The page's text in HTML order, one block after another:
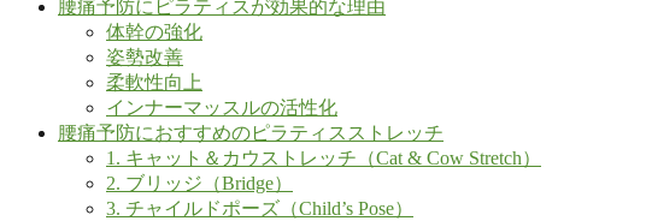
腰痛予防にピラティスが効果的な理由
体幹の強化
姿勢改善
柔軟性向上
インナーマッスルの活性化
腰痛予防におすすめのピラティスストレッチ
1. キャット＆カウストレッチ（Cat & Cow Stretch）
2. ブリッジ（Bridge）
3. チャイルドポーズ（Child’s Pose）